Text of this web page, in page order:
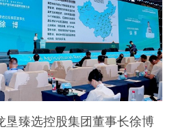
臻选控股集团董事长徐博